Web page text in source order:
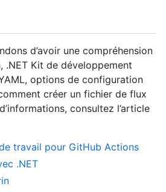
d’avoir une compréhension
.NET Kit de développement
options de configuration
créer un fichier de flux
consultez l’article
travail pour GitHub Actions
.NET